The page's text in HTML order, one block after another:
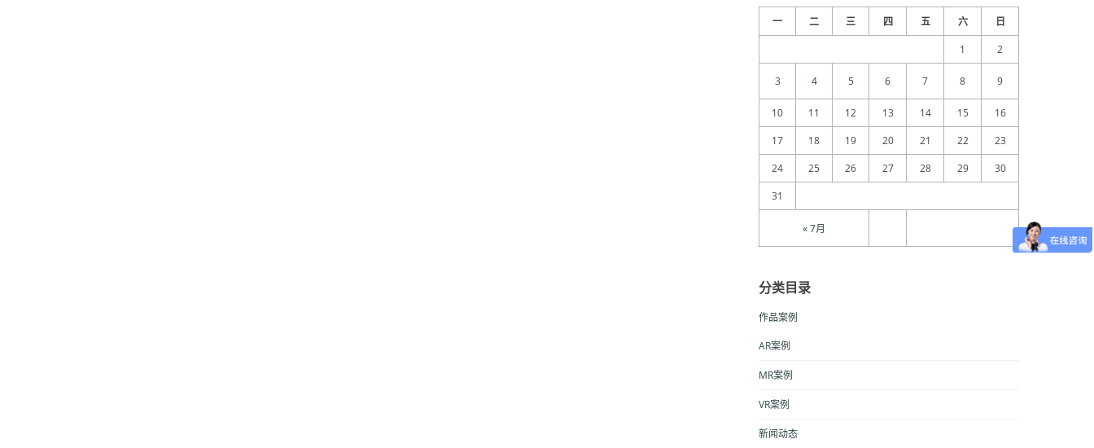
一 二 三 四 五 六 日
« 7月
1 2
3 4 5 6 7 8 9
10 11 12 13 14 15
16
17
18 19 20 21 22
23
24
25 26 27 28 29
30
31
分类目录
作品案例
AR案例
MR案例
VR案例
新闻动态